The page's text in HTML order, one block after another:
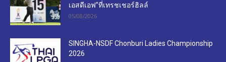
เอสดีเอฟ”ที่เทรชเชอร์ฮิลล์
05/08/2026
SINGHA-NSDF Chonburi Ladies Championship
2026